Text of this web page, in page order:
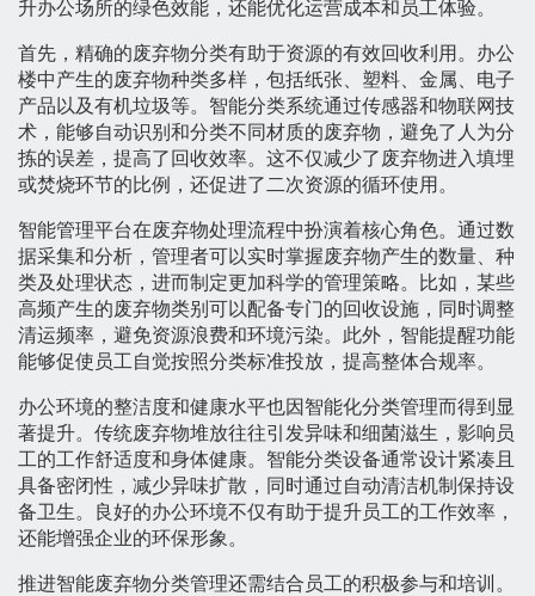
升办公场所的绿色效能，还能优化运营成本和员工体验。
首先，精确的废弃物分类有助于资源的有效回收利用。办公
楼中产生的废弃物种类多样，包括纸张、塑料、金属、电子
产品以及有机垃圾等。智能分类系统通过传感器和物联网技
术，能够自动识别和分类不同材质的废弃物，避免了人为分
拣的误差，提高了回收效率。这不仅减少了废弃物进入填埋
或焚烧环节的比例，还促进了二次资源的循环使用。
智能管理平台在废弃物处理流程中扮演着核心角色。通过数
据采集和分析，管理者可以实时掌握废弃物产生的数量、种
类及处理状态，进而制定更加科学的管理策略。比如，某些
高频产生的废弃物类别可以配备专门的回收设施，同时调整
清运频率，避免资源浪费和环境污染。此外，智能提醒功能
能够促使员工自觉按照分类标准投放，提高整体合规率。
办公环境的整洁度和健康水平也因智能化分类管理而得到显
著提升。传统废弃物堆放往往引发异味和细菌滋生，影响员
工的工作舒适度和身体健康。智能分类设备通常设计紧凑且
具备密闭性，减少异味扩散，同时通过自动清洁机制保持设
备卫生。良好的办公环境不仅有助于提升员工的工作效率，
还能增强企业的环保形象。
推进智能废弃物分类管理还需结合员工的积极参与和培训。